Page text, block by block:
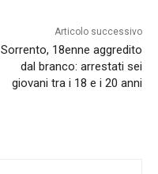
Articolo successivo
Sorrento, 18enne aggredito
dal branco: arrestati sei
giovani tra i 18 e i 20 anni